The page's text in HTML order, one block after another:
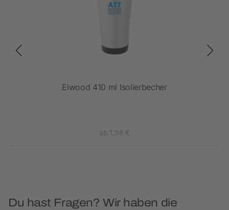
Elwood 410 ml Isolierbecher
ab 1,98 €
Du hast Fragen? Wir haben die